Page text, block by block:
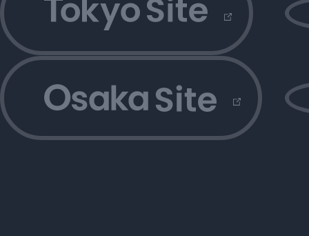
外
外部サイトにリンクします
外